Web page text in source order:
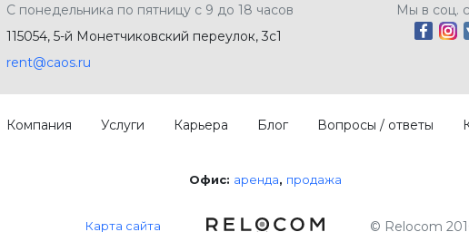
С понедельника по пятницу с 9 до 18 часов
115054, 5-й Монетчиковский переулок, 3с1
rent@caos.ru
Мы в соц.
Компания Услуги Карьера Блог Вопросы / ответы
Офис: аренда продажа
Карта сайта © Relocom